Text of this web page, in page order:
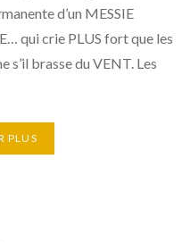
d’un MESSIE
qui crie PLUS fort que les
s’il brasse du VENT. Les
PLUS